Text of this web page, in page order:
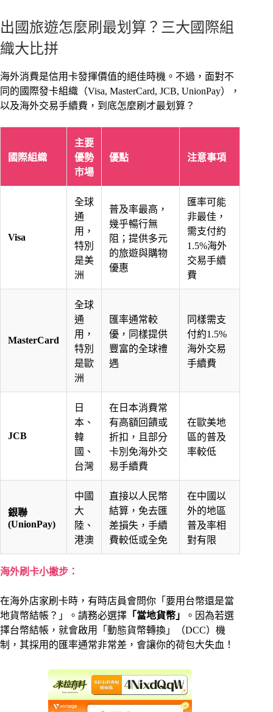
出國旅遊怎麼刷最划算？三大國際組
織大比拼
海外消費是信用卡發揮價值的絕佳時機。不過，面對不
同的國際發卡組織（Visa, MasterCard, JCB, UnionPay），
以及海外交易手續費，到底怎麼刷才最划算？
國際組織
主要
優勢
市場
優點 注意事項
Visa
全球
通
用，
特別
是美
洲
普及率最高，
幾乎暢行無
阻；提供多元
的旅遊與購物
優惠
匯率可能
非最佳，
需支付約
1.5%海外
交易手續
費
MasterCard
全球
通
用，
特別
是歐
洲
匯率通常較
優，同樣提供
豐富的全球禮
遇
同樣需支
付約1.5%
海外交易
手續費
JCB
日
本、
韓
國、
台灣
在日本消費常
有高額回饋或
折扣，且部分
卡別免海外交
易手續費
在歐美地
區的普及
率較低
銀聯
(UnionPay)
中國
大
陸、
港澳
直接以人民幣
結算，免去匯
差損失，手續
費較低或全免
在中國以
外的地區
普及率相
對有限
海外刷卡小撇步：
在海外店家刷卡時，有時店員會問你「要用台幣還是當
地貨幣結帳？」。請務必選擇 「當地貨幣」
。因為若選
擇台幣結帳，就會啟用「動態貨幣轉換」（DCC）機
制，其採用的匯率通常非常差，會讓你的荷包大失血！